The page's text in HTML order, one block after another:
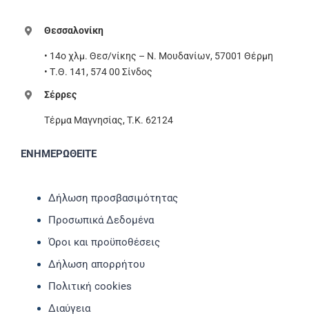
Θεσσαλονίκη
• 14ο χλμ. Θεσ/νίκης – Ν. Μουδανίων, 57001 Θέρμη
• Τ.Θ. 141, 574 00 Σίνδος
Σέρρες
Τέρμα Μαγνησίας, T.K. 62124
ΕΝΗΜΕΡΩΘΕΙΤΕ
Δήλωση προσβασιμότητας
Προσωπικά Δεδομένα
Όροι και προϋποθέσεις
Δήλωση απορρήτου
Πολιτική cookies
Διαύγεια